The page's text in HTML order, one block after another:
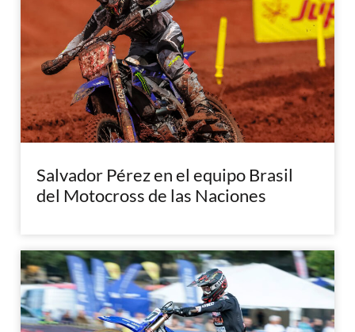
Salvador Pérez en el equipo Brasil
del Motocross de las Naciones